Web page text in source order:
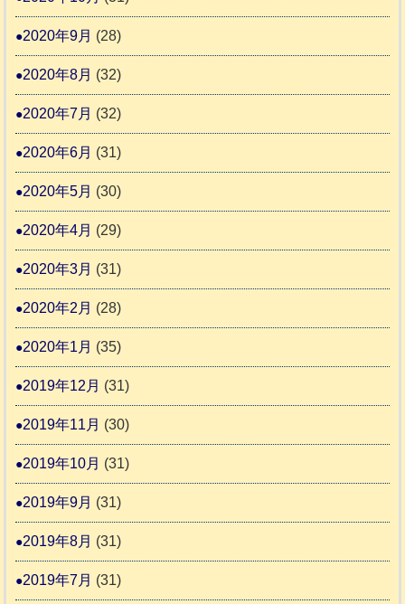
2020年9月 (28)
2020年8月 (32)
2020年7月 (32)
2020年6月 (31)
2020年5月 (30)
2020年4月 (29)
2020年3月 (31)
2020年2月 (28)
2020年1月 (35)
2019年12月 (31)
2019年11月 (30)
2019年10月 (31)
2019年9月 (31)
2019年8月 (31)
2019年7月 (31)